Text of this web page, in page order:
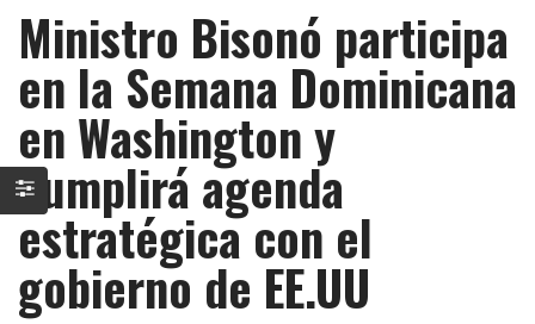
Ministro Bisonó participa
en la Semana Dominicana
en Washington y
cumplirá agenda
estratégica con el
gobierno de EE.UU